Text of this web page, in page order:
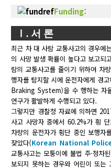
Funding:
Ⅰ. 서 론
최근 차 대 사람 교통사고의 경우에
의 사망 발생 확률이 높다고 보고되
람의 교통사고를 줄이기 위하여 차
행자를 탐지할 시에 운전자에게 경
Braking System)을 수 행하는 자
연구가 활발하게 수행되고 있다.
그렇지만 경찰청 자료에 의하면
사고 사망자 중에서 60.2%가 횡
차량의 운전자가 횡단 중인 보행자
잦았다(Korean National
교통사고는 모퉁이에 불법 주·정차
보되지 못하는 경우와 어린이 또